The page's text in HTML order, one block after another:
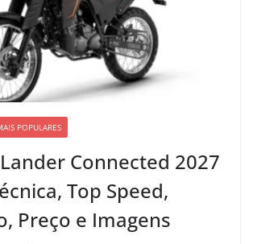
POPULARES
Connected 2027
Top Speed,
Preço e Imagens